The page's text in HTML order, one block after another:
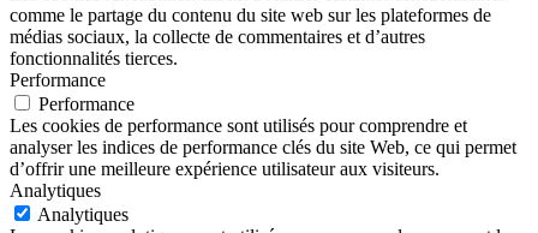
comme le partage du contenu du site web sur les plateformes de
médias sociaux, la collecte de commentaires et d’autres
fonctionnalités tierces.
Performance
Performance
Les cookies de performance sont utilisés pour comprendre et
analyser les indices de performance clés du site Web, ce qui permet
d’offrir une meilleure expérience utilisateur aux visiteurs.
Analytiques
Analytiques